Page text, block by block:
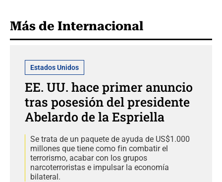
Más de Internacional
Estados Unidos
EE. UU. hace primer anuncio
tras posesión del presidente
Abelardo de la Espriella
Se trata de un paquete de ayuda de US$1.000
millones que tiene como fin combatir el
terrorismo, acabar con los grupos
narcoterroristas e impulsar la economía
bilateral.